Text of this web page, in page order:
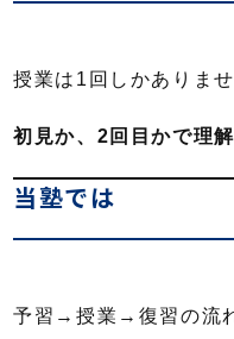
授業は1回しかありませ
初見か、2回目かで理
当塾では
予習→授業→復習の流